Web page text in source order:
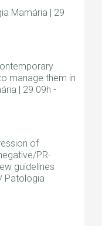
Mamária | 29
manage them in
| 29 09h -
of
PR-
guidelines
Patologia